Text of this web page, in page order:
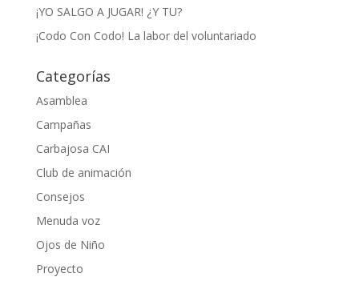
¡YO SALGO A JUGAR! ¿Y TU?
¡Codo Con Codo! La labor del voluntariado
Categorías
Asamblea
Campañas
Carbajosa CAI
Club de animación
Consejos
Menuda voz
Ojos de Niño
Proyecto